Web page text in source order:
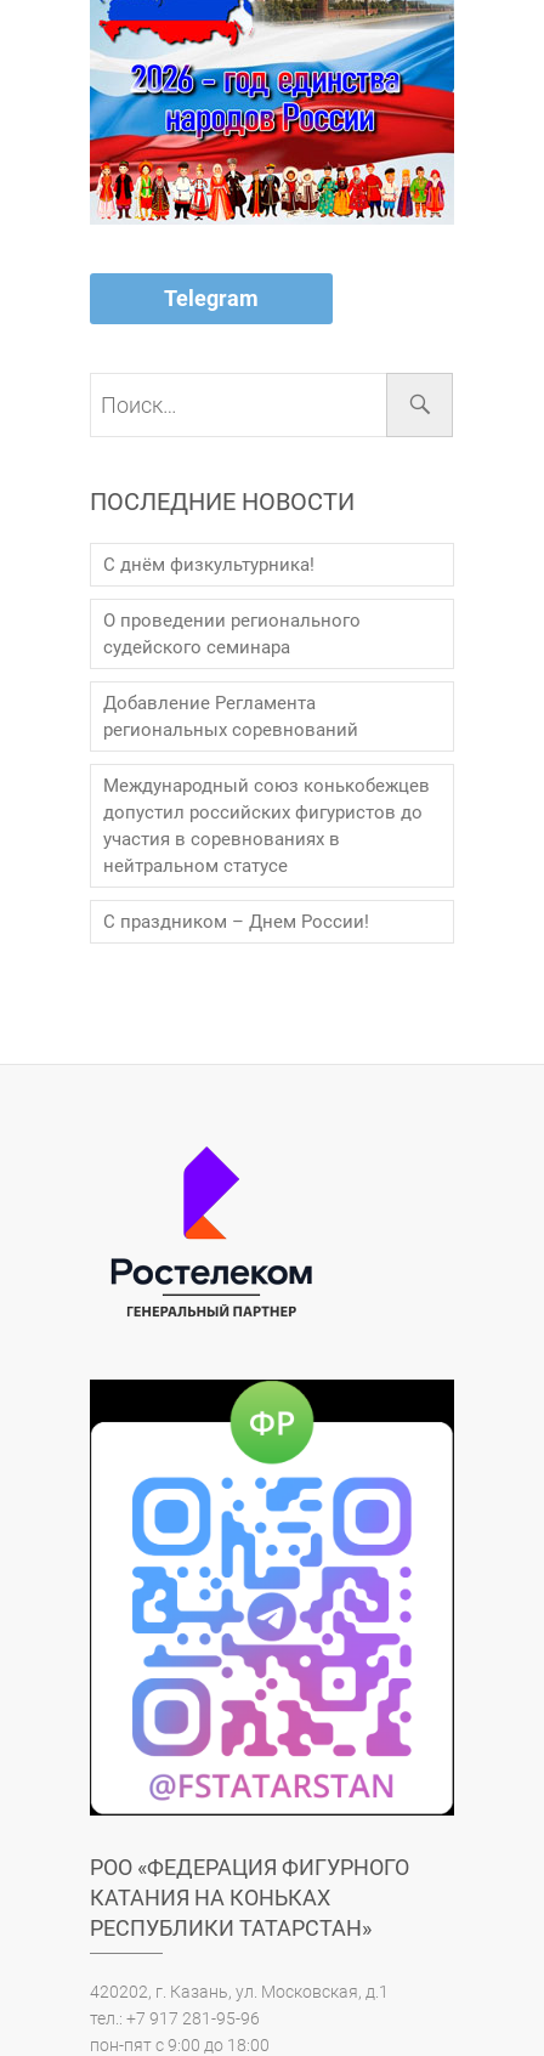
Telegram
ПОСЛЕДНИЕ НОВОСТИ
С днём физкультурника!
О проведении регионального
судейского семинара
Добавление Регламента
региональных соревнований
Международный союз конькобежцев
допустил российских фигуристов до
участия в соревнованиях в
нейтральном статусе
С праздником – Днем России!
РОО «ФЕДЕРАЦИЯ ФИГУРНОГО
КАТАНИЯ НА КОНЬКАХ
РЕСПУБЛИКИ ТАТАРСТАН»
420202, г. Казань, ул. Московская, д.1
тел.: +7 917 281-95-96
пон-пят с 9:00 до 18:00